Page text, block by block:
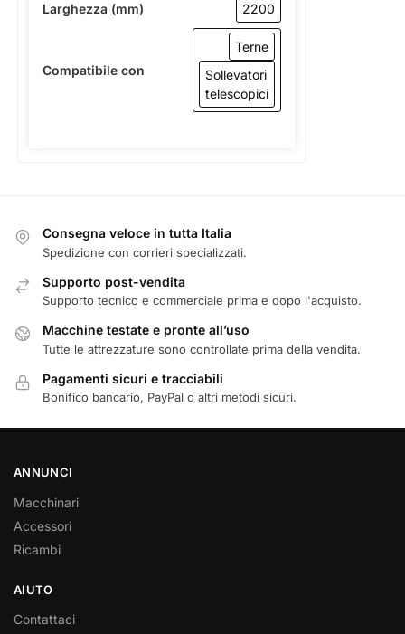
Larghezza (mm) 2200
Compatibile con
Terne
Sollevatori
telescopici
Consegna veloce in tutta Italia
Spedizione con corrieri specializzati.
Supporto post-vendita
Supporto tecnico e commerciale prima e dopo l'acquisto.
Macchine testate e pronte all’uso
Tutte le attrezzature sono controllate prima della vendita.
Pagamenti sicuri e tracciabili
Bonifico bancario, PayPal o altri metodi sicuri.
ANNUNCI
Macchinari
Accessori
Ricambi
AIUTO
Contattaci